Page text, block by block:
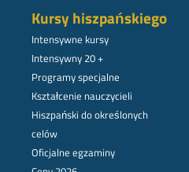
Kursy hiszpańskiego
Intensywne kursy
Intensywny 20 +
Programy specjalne
Kształcenie nauczycieli
Hiszpański do określonych
celów
Oficjalne egzaminy